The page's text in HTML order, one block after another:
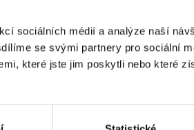
sociálních médií a analýze naší
se svými partnery pro sociální
které jste jim poskytli nebo které